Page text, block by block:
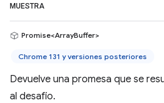
MUESTRA
Promise<ArrayBuffer>
Chrome 131 y versiones posteriores
Devuelve una promesa que se
al desafío.